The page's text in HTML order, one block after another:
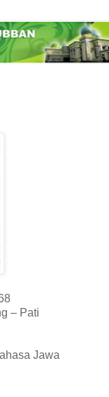
– Pati
Jawa